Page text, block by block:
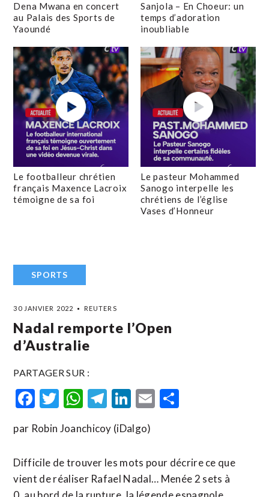
Dena Mwana en concert
au Palais des Sports de
Yaoundé
Sanjola – En Choeur: un
temps d’adoration
inoubliable
Le footballeur chrétien
français Maxence Lacroix
témoigne de sa foi
Le pasteur Mohammed
Sanogo interpelle les
chrétiens de l’église
Vases d’Honneur
SPORTS
30 JANVIER 2022 REUTERS
Nadal remporte l’Open
d’Australie
PARTAGER SUR :
Facebook
Twitter
WhatsApp
Telegram
LinkedIn
Email
par Robin Joanchicoy (iDalgo)
Difficile de trouver les mots pour décrire ce que
vient de réaliser Rafael Nadal… Menée 2 sets à